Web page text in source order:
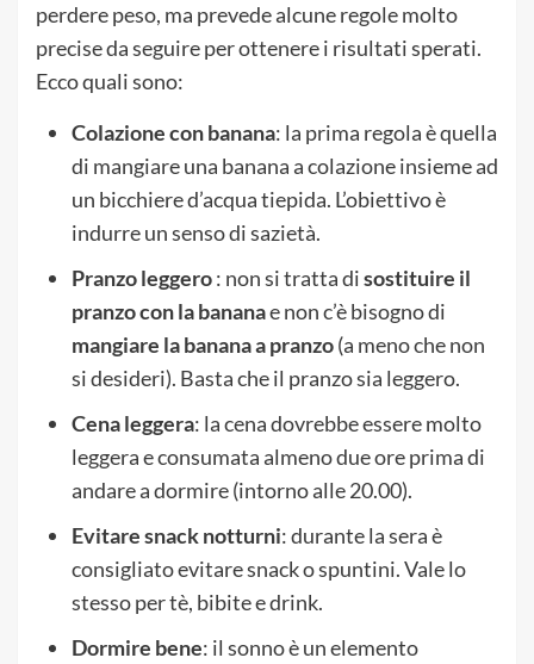
perdere peso, ma prevede alcune regole molto
precise da seguire per ottenere i risultati sperati.
Ecco quali sono:
Colazione con banana: la prima regola è quella
di mangiare una banana a colazione insieme ad
un bicchiere d’acqua tiepida. L’obiettivo è
indurre un senso di sazietà.
Pranzo leggero: non si tratta disostituire il
pranzo con la bananae non c’è bisogno di
mangiare la banana a pranzo(a meno che non
si desideri). Basta che il pranzo sia leggero.
Cena leggera: la cena dovrebbe essere molto
leggera e consumata almeno due ore prima di
andare a dormire (intorno alle 20.00).
Evitare snack notturni: durante la sera è
consigliato evitare snack o spuntini. Vale lo
stesso per tè, bibite e drink.
Dormire bene: il sonno è un elemento